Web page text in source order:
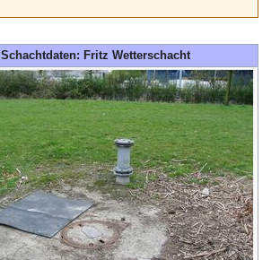
Schachtdaten: Fritz Wetterschacht